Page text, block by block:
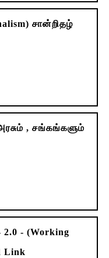
சான்றிதழ்
, சங்கங்களும்
2.0 - (Working
Link